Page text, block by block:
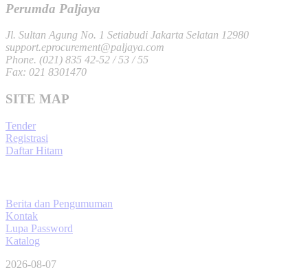
Perumda Paljaya
Jl. Sultan Agung No. 1 Setiabudi Jakarta Selatan 12980
support.eprocurement@paljaya.com
Phone. (021) 835 42-52 / 53 / 55
Fax: 021 8301470
SITE MAP
Tender
Registrasi
Daftar Hitam
Berita dan Pengumuman
Kontak
Lupa Password
Katalog
2026-08-07